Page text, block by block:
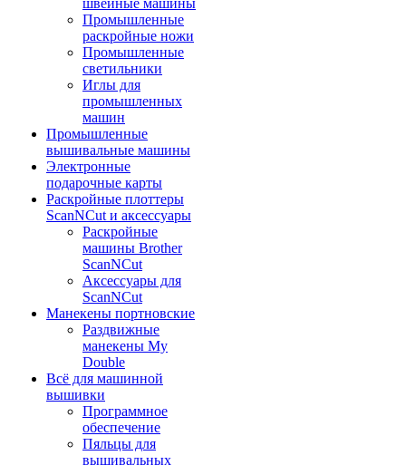
швейные машины
Промышленные
раскройные ножи
Промышленные
светильники
Иглы для
промышленных
машин
Промышленные
вышивальные машины
Электронные
подарочные карты
Раскройные плоттеры
ScanNCut и аксессуары
Раскройные
машины Brother
ScanNCut
Аксессуары для
ScanNCut
Манекены портновские
Раздвижные
манекены My
Double
Всё для машинной
вышивки
Программное
обеспечение
Пяльцы для
вышивальных